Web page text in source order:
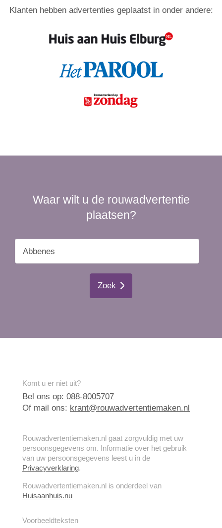
Klanten hebben advertenties geplaatst in onder andere:
Waar wilt u de rouwadvertentie
plaatsen?
Zoek
Komt u er niet uit?
Bel ons op: 088-8005707
Of mail ons: krant@rouwadvertentiemaken.nl
Rouwadvertentiemaken.nl gaat zorgvuldig met uw
persoonsgegevens om. Informatie over het gebruik
van uw persoonsgegevens leest u in de
Privacyverklaring.
Rouwadvertentiemaken.nl is onderdeel van
Huisaanhuis.nu
Voorbeeldteksten